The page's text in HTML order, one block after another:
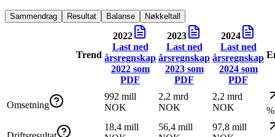
Sammendrag Resultat Balanse Nøkkeltall
Trend
2022
Last ned
årsregnskap
2022som
PDF
2023
Last ned
årsregnskap
2023som
PDF
2024
Last ned
årsregnskap
2024som
PDF
Omsetning
992 mill
NOK
2,2 mrd
NOK
2,2 mrd
NOK
%
18,4 mill
56,4 mill
97,8 mill